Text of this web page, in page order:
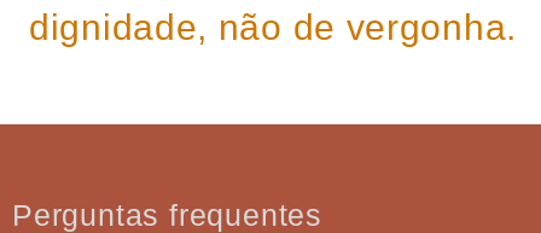
dignidade, não de vergonha.
Perguntas frequentes